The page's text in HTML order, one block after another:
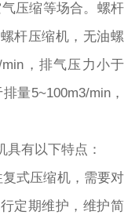
压缩等场合。螺杆
杆压缩机，无油螺
，排气压力小于
量5~100m3/min，
有以下特点：
式压缩机，需要对
定期维护，维护简